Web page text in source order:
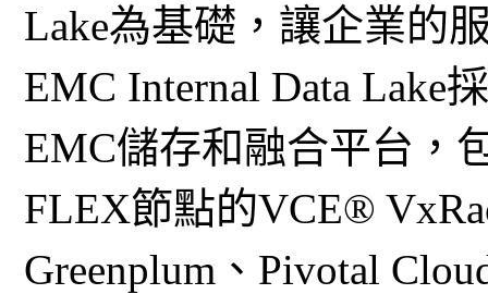
Lake為基礎，讓企業的
EMC Internal Data Lake
EMC儲存和融合平台，
FLEX節點的VCE®
Greenplum、Pivotal